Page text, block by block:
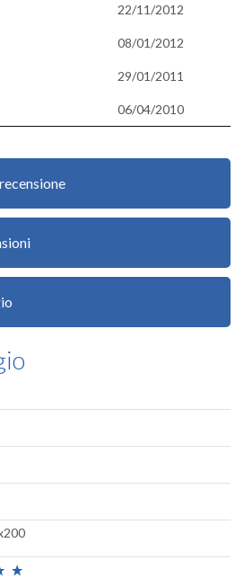
22/11/2012
08/01/2012
29/01/2011
06/04/2010